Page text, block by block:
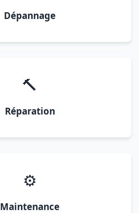
Dépannage
🔨
Réparation
⚙️
Maintenance